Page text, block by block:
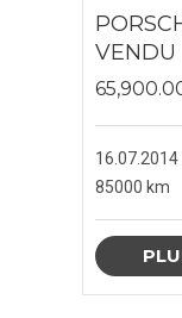
VENDU
16.07.2014
85000 km